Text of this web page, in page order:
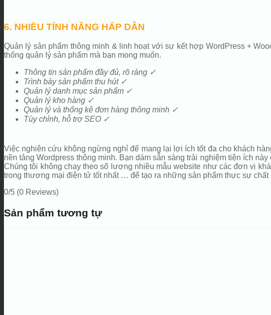
6. NHIỀU TÍNH NĂNG HẤP DẪN
Quản lý sản phẩm thông minh & linh hoạt với sự kết hợp WordPress +
thống quản lý sản phẩm mà bạn mong muốn.
Thông tin sản phẩm đầy đủ, rõ ràng ✓
Trình bày sản phẩm thu hút ✓
Quản lý danh mục sản phẩm ✓
Quản lý kho hàng ✓
Quản lý và thống kê đơn hàng thông minh ✓
Tùy chỉnh, hỗ trợ SEO ✓
Việc nghiên cứu không ngừng nghỉ để mang lại lợi ích tốt đa cho khách
nền tảng Wordpress thông minh. Bạn dám sẵn sàng trải nghiệm tiện ích
Chúng tôi không chạy theo số lượng nhiều mẫu website như các đơn vị
trong thương mại điện tử tốt nhất … để tạo ra những sản phẩm thực sự
0/5 (0 Reviews)
Sản phẩm tương tự